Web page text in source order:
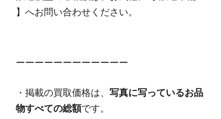
】へお問い合わせください。
ーーーーーーーーーーーー
・掲載の買取価格は、 写真に写っているお品
物すべての総額です。